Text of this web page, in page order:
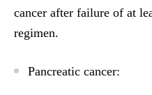
cancer after failure of at
regimen.
Pancreatic cancer: